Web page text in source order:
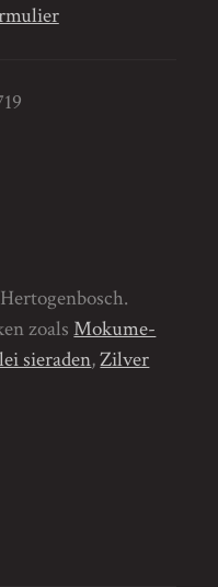
zoalsMokume-
sieraden,Zilver